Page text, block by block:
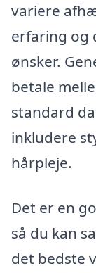
variere
erfaring og
ønsker.
betale
standard
inkludere
hårpleje.
Det er en
så du kan
det bedste